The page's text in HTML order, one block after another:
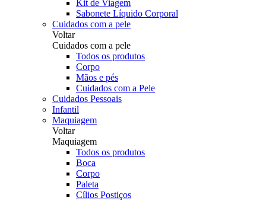
Kit de Viagem
Sabonete Líquido Corporal
Cuidados com a pele
Voltar
Cuidados com a pele
Todos os produtos
Corpo
Mãos e pés
Cuidados com a Pele
Cuidados Pessoais
Infantil
Maquiagem
Voltar
Maquiagem
Todos os produtos
Boca
Corpo
Paleta
Cílios Postiços